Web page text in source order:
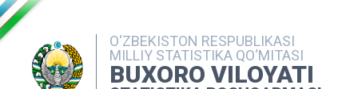
O‘ZBEKISTON RESPUBLIKASI
MILLIY STATISTIKA QO‘MITASI
BUXORO VILOYATI